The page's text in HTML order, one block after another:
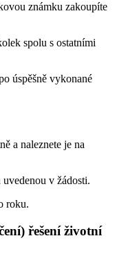
známku zakoupíte
spolu s ostatními
úspěšně vykonané
a naleznete je na
uvedenou v žádosti.
roku.
řešení životní